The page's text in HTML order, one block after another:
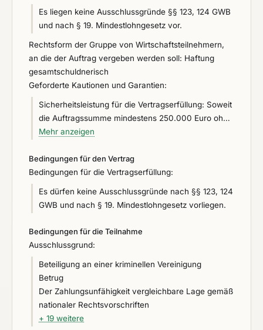
ohne Berücksichtigung etwaiger Nebenangebote
abgestellt. Der öffentliche Auftraggeber fordert den
ergänzen.
Es liegen keine Ausschlussgründe §§ 123, 124 GWB
und nach § 19. Mindestlohngesetz vor.
Rechtsform der Gruppe von Wirtschaftsteilnehmern,
an die der Auftrag vergeben werden soll: Haftung
gesamtschuldnerisch
Geforderte Kautionen und Garantien:
Sicherheitsleistung für die Vertragserfüllung: Soweit
die Auftragssumme mindestens 250.000 Euro ohne
Umsatzsteuer beträgt, ist Sicherheit für die
Auftragssumme (inkl. Umsatzsteuer, ohne
Nachträge) zu leisten. Sicherheitsleistung für
Mängelansprüche: Die Sicherheit für
Mängelansprüche beträgt drei Prozent der Summe
der Abschlagszahlungen zum Zeitpunkt der
Abnahme (vorläufige Abrechnungssumme).
Mehr anzeigen
Bedingungen für den Vertrag
Bedingungen für die Vertragserfüllung:
Es dürfen keine Ausschlussgründe nach §§ 123, 124
GWB und nach § 19. Mindestlohngesetz vorliegen.
Bedingungen für die Teilnahme
Ausschlussgrund:
Beteiligung an einer kriminellen Vereinigung
Betrug
Der Zahlungsunfähigkeit vergleichbare Lage gemäß
nationaler Rechtsvorschriften
+ 19 weitere